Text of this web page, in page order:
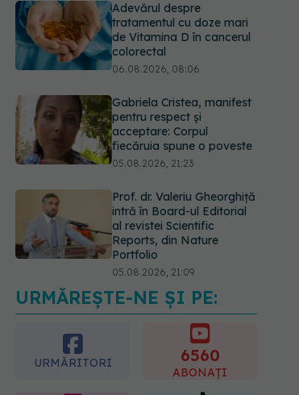
Adevărul despre
tratamentul cu doze mari
de Vitamina D în cancerul
colorectal
06.08.2026, 08:06
Gabriela Cristea, manifest
pentru respect și
acceptare: Corpul
fiecăruia spune o poveste
05.08.2026, 21:23
Prof. dr. Valeriu Gheorghiță
intră în Board-ul Editorial
al revistei Scientific
Reports, din Nature
Portfolio
05.08.2026, 21:09
EXCLUSIV Tratamentul
modern al cancerelor
ginecologice. Dr. Sorin
Bogdan (SANADOR), la
DC Medical și DC News
URMĂREȘTE-NE ȘI PE:
URMĂRITORI 6560
ABONAȚI